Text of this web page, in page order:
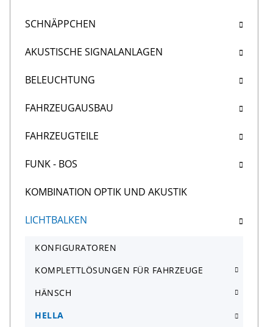
SCHNÄPPCHEN
AKUSTISCHE SIGNALANLAGEN
BELEUCHTUNG
FAHRZEUGAUSBAU
FAHRZEUGTEILE
FUNK - BOS
KOMBINATION OPTIK UND AKUSTIK
LICHTBALKEN
KONFIGURATOREN
KOMPLETTLÖSUNGEN FÜR FAHRZEUGE
HÄNSCH
HELLA